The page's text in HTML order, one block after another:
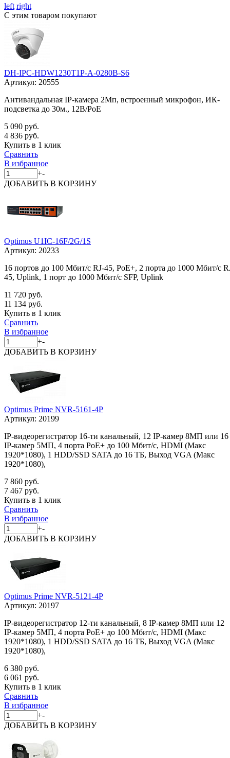
left right
С этим товаром покупают
DH-IPC-HDW1230T1P-A-0280B-S6
Артикул: 20555
Антивандальная IP-камера 2Мп, встроенный микрофон, ИК-
подсветка до 30м., 12В/PoE
5 090 руб.
4 836 руб.
Купить в 1 клик
Сравнить
В избранное
+-
ДОБАВИТЬ В КОРЗИНУ
Optimus U1IC-16F/2G/1S
Артикул: 20233
16 портов до 100 Мбит/с RJ-45, PoE+, 2 порта до 1000 Мбит/с
45, Uplink, 1 порт до 1000 Мбит/с SFP, Uplink
11 720 руб.
11 134 руб.
Купить в 1 клик
Сравнить
В избранное
+-
ДОБАВИТЬ В КОРЗИНУ
Optimus Prime NVR-5161-4P
Артикул: 20199
IP-видеорегистратор 16-ти канальный, 12 IP-камер 8МП или 16
IP-камер 5МП, 4 порта PoE+ до 100 Мбит/с, HDMI (Макс
1920*1080), 1 HDD/SSD SATA до 16 ТБ, Выход VGA (Макс
1920*1080),
7 860 руб.
7 467 руб.
Купить в 1 клик
Сравнить
В избранное
+-
ДОБАВИТЬ В КОРЗИНУ
Optimus Prime NVR-5121-4P
Артикул: 20197
IP-видеорегистратор 12-ти канальный, 8 IP-камер 8МП или 12
IP-камер 5МП, 4 порта PoE+ до 100 Мбит/с, HDMI (Макс
1920*1080), 1 HDD/SSD SATA до 16 ТБ, Выход VGA (Макс
1920*1080),
6 380 руб.
6 061 руб.
Купить в 1 клик
Сравнить
В избранное
+-
ДОБАВИТЬ В КОРЗИНУ